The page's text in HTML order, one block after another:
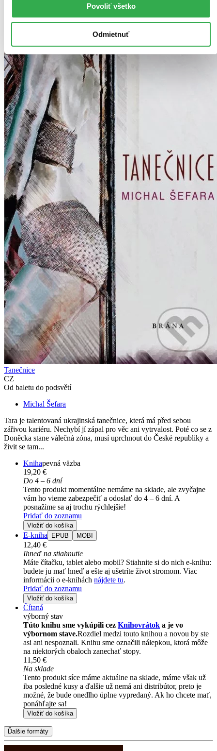
Povoliť všetko
Odmietnuť
Tanečnice
CZ
Od baletu do podsvětí
Michal Šefara
Tara je talentovaná ukrajinská tanečnice, která má před sebou
zářivou kariéru. Nechybí jí zápal pro věc ani vytrvalost. Poté co se z
Doněcka stane válečná zóna, musí uprchnout do České republiky a
živit se tam...
Knihapevná väzba
19,20 €
Do 4 – 6 dní
Tento produkt momentálne nemáme na sklade, ale zvyčajne
vám ho vieme zabezpečiť a odoslať do 4 – 6 dní. A
posnažíme sa aj trochu rýchlejšie!
Pridať do zoznamu
Vložiť do košíka
E-kniha EPUB MOBI
12,40 €
Ihneď na stiahnutie
Máte čítačku, tablet alebo mobil? Stiahnite si do nich e-knihu:
budete ju mať hneď a ešte aj ušetríte život stromom. Viac
informácii o e-knihách nájdete tu.
Pridať do zoznamu
Vložiť do košíka
Čítaná
výborný stav
Túto knihu sme vykúpili cez Knihovrátok a je vo
výbornom stave.Rozdiel medzi touto knihou a novou by ste
asi ani nespoznali. Knihu sme označili nálepkou, ktorá môže
na niektorých obaloch zanechať stopy.
11,50 €
Na sklade
Tento produkt síce máme aktuálne na sklade, máme však už
iba posledné kusy a ďalšie už nemá ani distribútor, preto je
možné, že bude onedlho úplne vypredaný. Ak ho chcete mať,
ponáhľajte sa!
Vložiť do košíka
Ďalšie formáty